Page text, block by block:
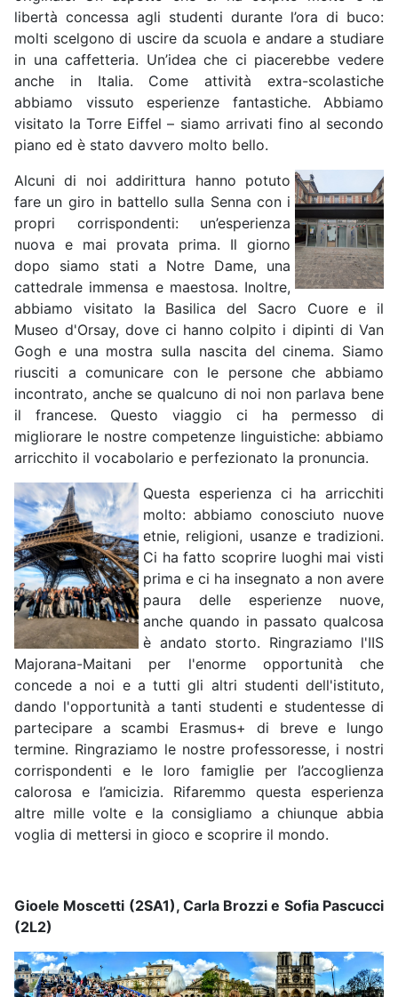
libertà concessa agli studenti durante l’ora di buco:
molti scelgono di uscire da scuola e andare a studiare
in una caffetteria. Un’idea che ci piacerebbe vedere
anche in Italia. Come attività extra-scolastiche
abbiamo vissuto esperienze fantastiche. Abbiamo
visitato la Torre Eiffel – siamo arrivati fino al secondo
piano ed è stato davvero molto bello.
Alcuni di noi addirittura hanno potuto
fare un giro in battello sulla Senna con i
propri corrispondenti: un’esperienza
nuova e mai provata prima. Il giorno
dopo siamo stati a Notre Dame, una
cattedrale immensa e maestosa. Inoltre,
abbiamo visitato la Basilica del Sacro Cuore e il
Museo d'Orsay, dove ci hanno colpito i dipinti di Van
Gogh e una mostra sulla nascita del cinema. Siamo
riusciti a comunicare con le persone che abbiamo
incontrato, anche se qualcuno di noi non parlava bene
il francese. Questo viaggio ci ha permesso di
migliorare le nostre competenze linguistiche: abbiamo
arricchito il vocabolario e perfezionato la pronuncia.
Questa esperienza ci ha arricchiti
molto: abbiamo conosciuto nuove
etnie, religioni, usanze e tradizioni.
Ci ha fatto scoprire luoghi mai visti
prima e ci ha insegnato a non avere
paura delle esperienze nuove,
anche quando in passato qualcosa
è andato storto. Ringraziamo l'IIS
Majorana-Maitani per l'enorme opportunità che
concede a noi e a tutti gli altri studenti dell'istituto,
dando l'opportunità a tanti studenti e studentesse di
partecipare a scambi Erasmus+ di breve e lungo
termine. Ringraziamo le nostre professoresse, i nostri
corrispondenti e le loro famiglie per l’accoglienza
calorosa e l’amicizia. Rifaremmo questa esperienza
altre mille volte e la consigliamo a chiunque abbia
voglia di mettersi in gioco e scoprire il mondo.
Gioele Moscetti (2SA1), Carla Brozzi e Sofia Pascucci
(2L2)